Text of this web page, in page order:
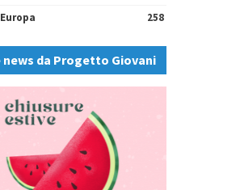
258
da Progetto Giovani